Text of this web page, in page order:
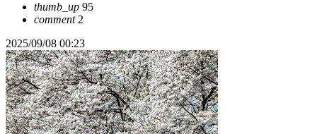
thumb_up 95
comment2
2025/09/08 00:23